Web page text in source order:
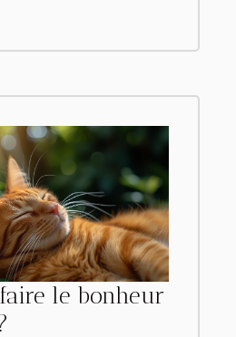
le bonheur